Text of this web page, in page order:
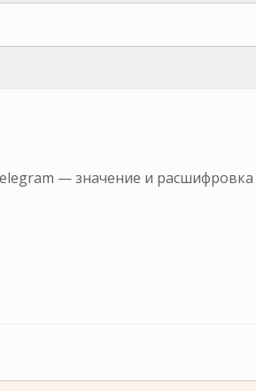
— значение и расшифровка